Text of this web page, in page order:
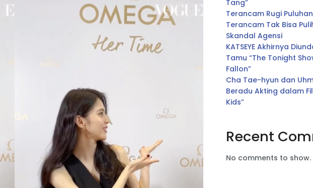
Tang”
Terancam Rugi
Terancam Tak Bisa
Skandal Agensi
KATSEYE Akhirnya
Tamu “The Tonight
Fallon”
Cha Tae-hyun dan
Beradu Akting dalam
Kids”
Recent
No comments to show.